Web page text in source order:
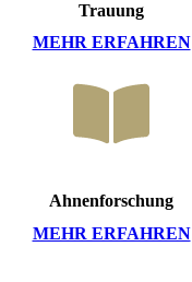
Trauung
MEHR ERFAHREN
Ahnenforschung
MEHR ERFAHREN